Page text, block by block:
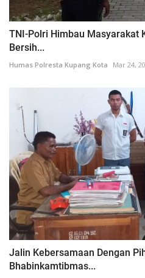
TNI-Polri Himbau Masyarakat
Bersih...
Humas Polresta Kupang Kota Mar 24,
Jalin Kebersamaan Dengan
Bhabinkamtibmas...